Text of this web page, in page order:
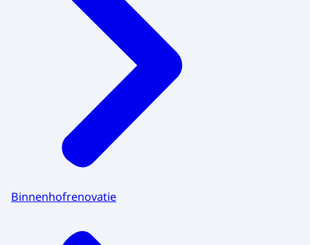
Binnenhofrenovatie